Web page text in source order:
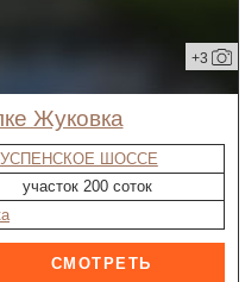
+3
Жуковка
ШОССЕ
участок 200 соток